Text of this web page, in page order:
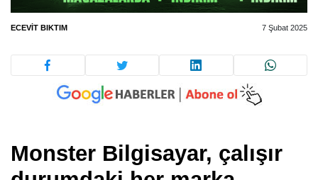
ECEVIT BIKTIM 7 Şubat 2025
Monster Bilgisayar, çalışır